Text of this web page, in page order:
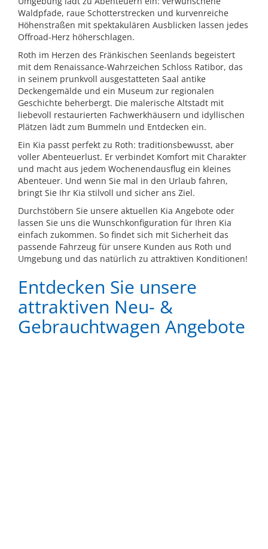
Waldpfade, raue Schotterstrecken und kurvenreiche
Höhenstraßen mit spektakulären Ausblicken lassen jedes
Offroad-Herz höherschlagen.
Roth im Herzen des Fränkischen Seenlands begeistert
mit dem Renaissance-Wahrzeichen Schloss Ratibor, das
in seinem prunkvoll ausgestatteten Saal antike
Deckengemälde und ein Museum zur regionalen
Geschichte beherbergt. Die malerische Altstadt mit
liebevoll restaurierten Fachwerkhäusern und idyllischen
Plätzen lädt zum Bummeln und Entdecken ein.
Ein Kia passt perfekt zu Roth: traditionsbewusst, aber
voller Abenteuerlust. Er verbindet Komfort mit Charakter
und macht aus jedem Wochenendausflug ein kleines
Abenteuer. Und wenn Sie mal in den Urlaub fahren,
bringt Sie Ihr Kia stilvoll und sicher ans Ziel.
Durchstöbern Sie unsere aktuellen Kia Angebote oder
lassen Sie uns die Wunschkonfiguration für Ihren Kia
einfach zukommen. So findet sich mit Sicherheit das
passende Fahrzeug für unsere Kunden aus Roth und
Umgebung und das natürlich zu attraktiven Konditionen!
Entdecken Sie unsere
attraktiven Neu- &
Gebrauchtwagen Angebote